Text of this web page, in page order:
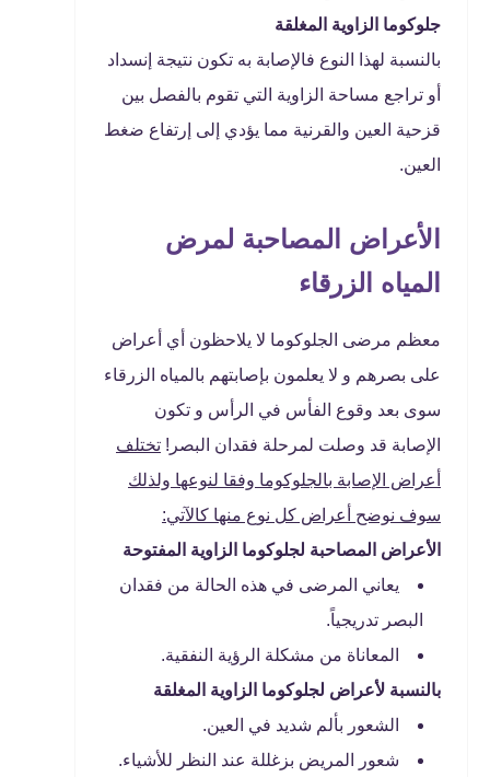
جلوكوما الزاوية المغلقة
بالنسبة لهذا النوع فالإصابة به تكون نتيجة إنسداد
أو تراجع مساحة الزاوية التي تقوم بالفصل بين
قزحية العين والقرنية مما يؤدي إلى إرتفاع ضغط
العين.
الأعراض المصاحبة لمرض
المياه الزرقاء
معظم مرضى الجلوكوما لا يلاحظون أي أعراض
على بصرهم و لا يعلمون بإصابتهم بالمياه الزرقاء
سوى بعد وقوع الفأس في الرأس و تكون
الإصابة قد وصلت لمرحلة فقدان البصر! تختلف
أعراض الإصابة بالجلوكوما وفقا لنوعها ولذلك
سوف نوضح أعراض كل نوع منها كالآتي:
الأعراض المصاحبة لجلوكوما الزاوية المفتوحة
يعاني المرضى في هذه الحالة من فقدان
البصر تدريجياً.
المعاناة من مشكلة الرؤية النفقية.
بالنسبة لأعراض لجلوكوما الزاوية المغلقة
الشعور بألم شديد في العين.
شعور المريض بزغللة عند النظر للأشياء.